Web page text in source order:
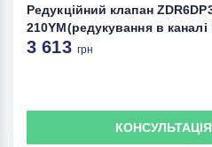
Редукційний клапан
210YM(редукування в каналі
3 613 грн